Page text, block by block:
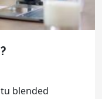
blended